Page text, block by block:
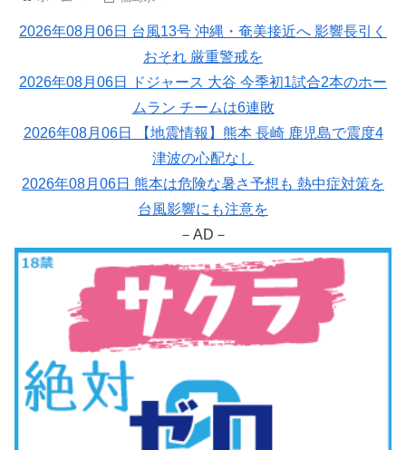
2026年08月06日 台風13号 沖縄・奄美接近へ 影響長引く
おそれ 厳重警戒を
2026年08月06日 ドジャース 大谷 今季初1試合2本のホー
ムラン チームは6連敗
2026年08月06日 【地震情報】熊本 長崎 鹿児島で震度4
津波の心配なし
2026年08月06日 熊本は危険な暑さ予想も 熱中症対策を
台風影響にも注意を
－AD－